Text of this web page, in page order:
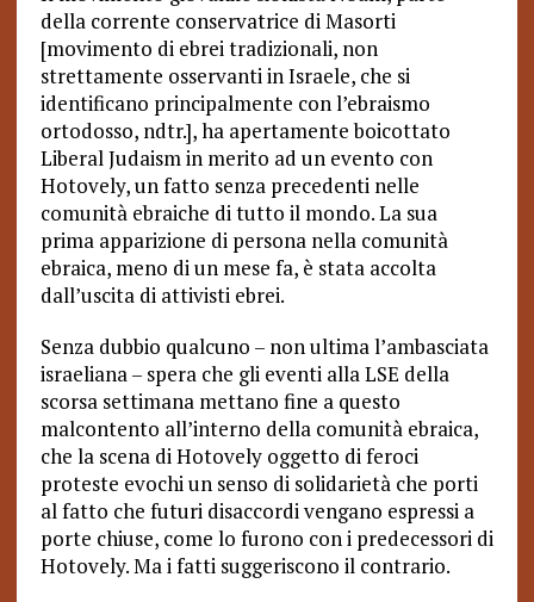
della corrente conservatrice di Masorti
[movimento di ebrei tradizionali, non
strettamente osservanti in Israele, che si
identificano principalmente con l’ebraismo
ortodosso, ndtr.], ha apertamente boicottato
Liberal Judaism in merito ad un evento con
Hotovely, un fatto senza precedenti nelle
comunità ebraiche di tutto il mondo. La sua
prima apparizione di persona nella comunità
ebraica, meno di un mese fa, è stata accolta
dall’uscita di attivisti ebrei.
Senza dubbio qualcuno – non ultima l’ambasciata
israeliana – spera che gli eventi alla LSE della
scorsa settimana mettano fine a questo
malcontento all’interno della comunità ebraica,
che la scena di Hotovely oggetto di feroci
proteste evochi un senso di solidarietà che porti
al fatto che futuri disaccordi vengano espressi a
porte chiuse, come lo furono con i predecessori di
Hotovely. Ma i fatti suggeriscono il contrario.